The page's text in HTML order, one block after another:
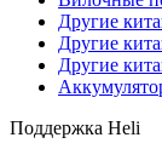
Другие
Другие
Другие
Поддержка Heli